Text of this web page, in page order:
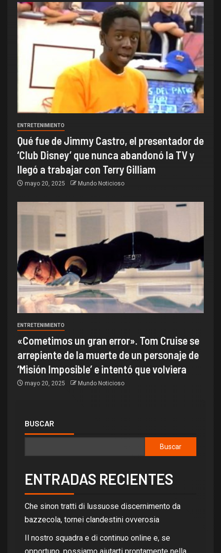
ENTRETENIMIENTO
Qué fue de Jimmy Castro, el presentador de
‘Club Disney’ que nunca abandonó la TV y
llegó a trabajar con Terry Gilliam
mayo 20, 2025 Mundo Noticioso
ENTRETENIMIENTO
«Cometimos un gran error». Tom Cruise se
arrepiente de la muerte de un personaje de
‘Misión Imposible’ e intentó que volviera
mayo 20, 2025 Mundo Noticioso
BUSCAR
Buscar
ENTRADAS RECIENTES
Che sinon tratti di lussuose discernimento da
bazzecola, tornei clandestini ovverosia
Il nostro squadra e di continuo online e, se